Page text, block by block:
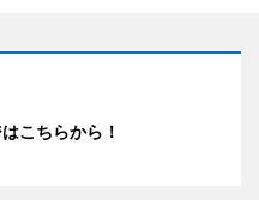
こちらから！